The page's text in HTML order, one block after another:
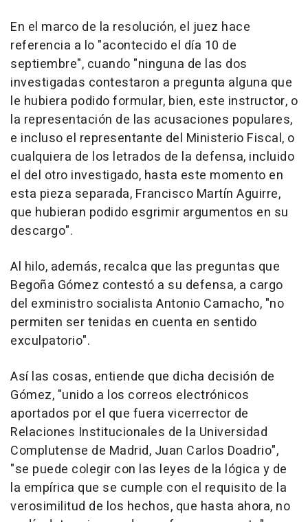
En el marco de la resolución, el juez hace
referencia a lo "acontecido el día 10 de
septiembre", cuando "ninguna de las dos
investigadas contestaron a pregunta alguna que
le hubiera podido formular, bien, este instructor, o
la representación de las acusaciones populares,
e incluso el representante del Ministerio Fiscal, o
cualquiera de los letrados de la defensa, incluido
el del otro investigado, hasta este momento en
esta pieza separada, Francisco Martín Aguirre,
que hubieran podido esgrimir argumentos en su
descargo".
Al hilo, además, recalca que las preguntas que
Begoña Gómez contestó a su defensa, a cargo
del exministro socialista Antonio Camacho, "no
permiten ser tenidas en cuenta en sentido
exculpatorio".
Así las cosas, entiende que dicha decisión de
Gómez, "unido a los correos electrónicos
aportados por el que fuera vicerrector de
Relaciones Institucionales de la Universidad
Complutense de Madrid, Juan Carlos Doadrio",
"se puede colegir con las leyes de la lógica y de
la empírica que se cumple con el requisito de la
verosimilitud de los hechos, que hasta ahora, no